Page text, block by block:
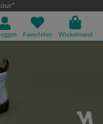
Favorieten Winkelmand